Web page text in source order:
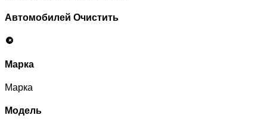
Автомобилей Очистить
Марка
Марка
Модель